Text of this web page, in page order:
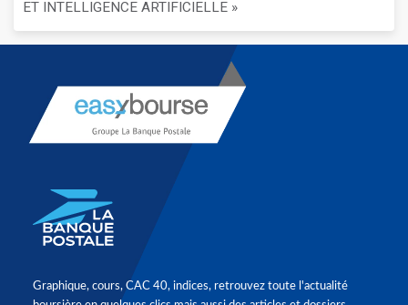
ET INTELLIGENCE ARTIFICIELLE »
Graphique, cours, CAC 40, indices, retrouvez toute l'actualité